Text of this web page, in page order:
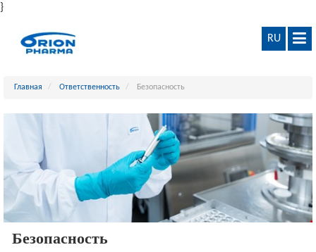
}
RU
Главная Ответственность Безопасность
Безопасность